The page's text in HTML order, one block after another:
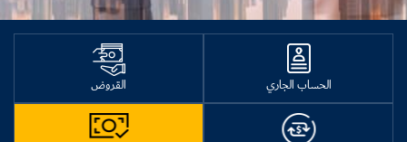
الحساب الجاري القروض